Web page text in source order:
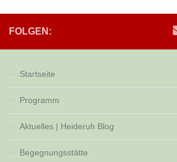
FOLGEN:
Startseite
Programm
Aktuelles | Heideruh Blog
Begegnungsstätte